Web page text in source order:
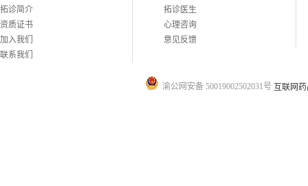
拓诊简介
资质证书
加入我们
联系我们
拓诊医生
心理咨询
意见反馈
渝公网安备 50019002502031号 互联网